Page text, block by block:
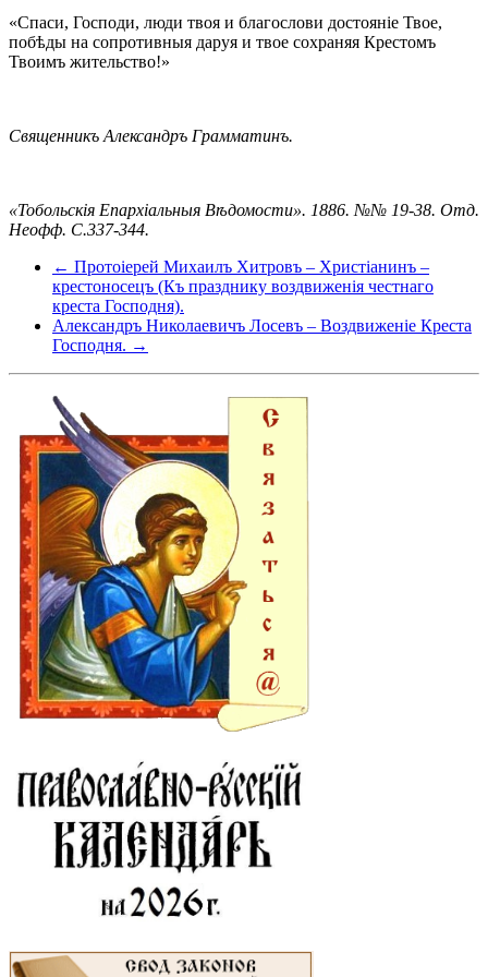
«Спаси, Господи, люди твоя и благослови достояніе Твое,
побѣды на сопротивныя даруя и твое сохраняя Крестомъ
Твоимъ жительство!»
Священникъ Александръ Грамматинъ.
«Тобольскія Епархіальныя Вѣдомости». 1886. №№ 19-38. Отд.
Неофф. С.337-344.
← Протоіерей Михаилъ Хитровъ – Христіанинъ –
крестоносецъ (Къ празднику воздвиженія честнаго
креста Господня).
Александръ Николаевичъ Лосевъ – Воздвиженіе Креста
Господня. →